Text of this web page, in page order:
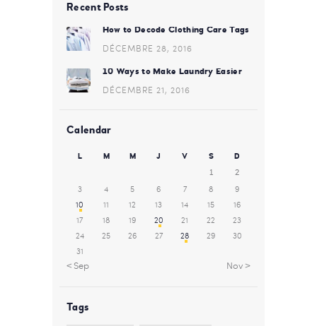
Recent Posts
How to Decode Clothing Care Tags
DÉCEMBRE 28, 2016
10 Ways to Make Laundry Easier
DÉCEMBRE 21, 2016
Calendar
L M M J V S
D
1
2
3 4 5 6 7 8
9
10
11 12 13 14 15
16
17
18 19 20 21 22
23
24
25 26 27 28 29
30
31
« Sep Nov »
Tags